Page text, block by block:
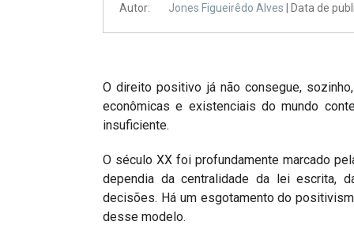
Processos - IBDFAM
Alienação Parental
Encontre um Escritório
Autor: Jones Figueirêdo Alves | Data de
O direito positivo já não consegue,
econômicas e existenciais do mundo
insuficiente.
O século XX foi profundamente marcado
dependia da centralidade da lei escrita,
decisões. Há um esgotamento do
desse modelo.